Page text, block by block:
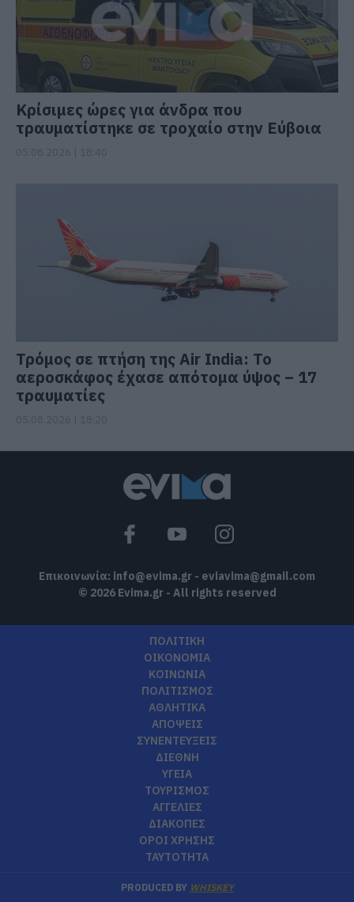
Κρίσιμες ώρες για άνδρα που
τραυματίστηκε σε τροχαίο στην Εύβοια
Τρόμος σε πτήση της Air India: Το
αεροσκάφος έχασε απότομα ύψος – 17
τραυματίες
Επικοινωνία: info@evima.gr - eviavima@gmail.com
© 2026 Evima.gr - All rights reserved
ΠΟΛΙΤΙΚΗ
ΟΙΚΟΝΟΜΙΑ
ΚΟΙΝΩΝΙΑ
ΠΟΛΙΤΙΣΜΟΣ
ΑΘΛΗΤΙΚΑ
ΑΠΟΨΕΙΣ
ΣΥΝΕΝΤΕΥΞΕΙΣ
ΔΙΕΘΝΗ
ΥΓΕΙΑ
ΤΟΥΡΙΣΜΟΣ
ΑΓΓΕΛΙΕΣ
ΔΙΑΚΟΠΕΣ
ΟΡΟΙ ΧΡΗΣΗΣ
ΤΑΥΤΟΤΗΤΑ
PRODUCED BY WHISKEY